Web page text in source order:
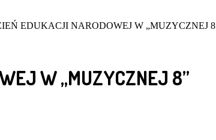
EDUKACJI NARODOWEJ W „MUZYCZNEJ
W „MUZYCZNEJ 8”